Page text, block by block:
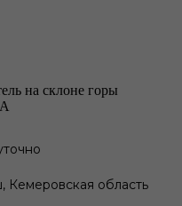
на склоне горы
Кемеровская область